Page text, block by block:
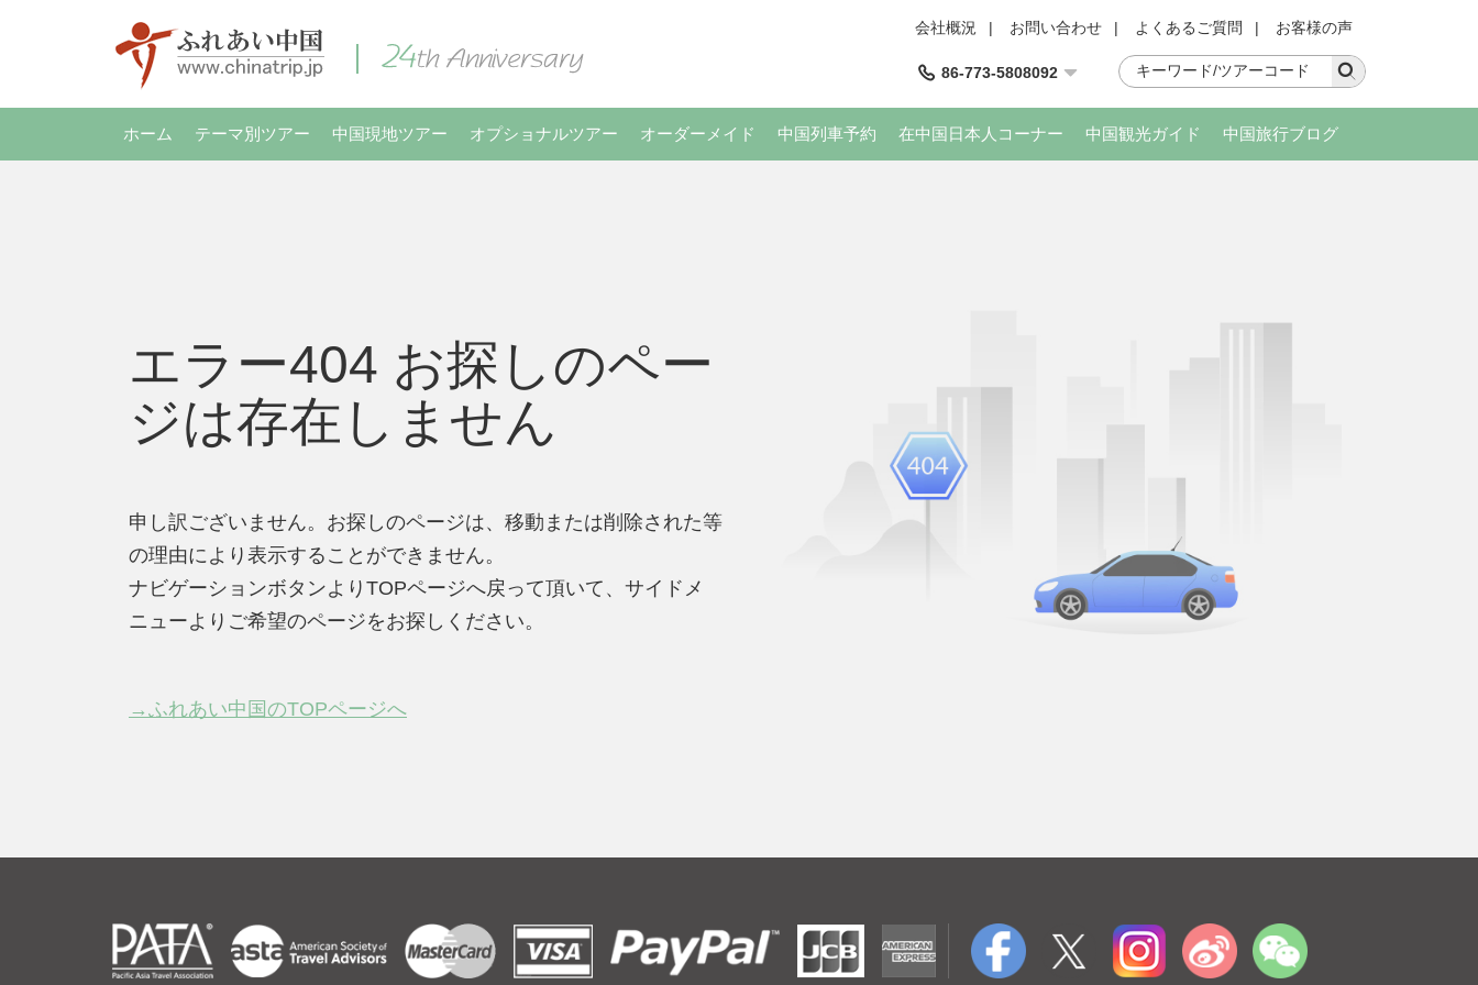
会社概況 | お問い合わせ | よくあるご質問 | お客様の声
86-773-5808092
ホーム テーマ別ツアー 中国現地ツアー オプショナルツアー オーダーメイド 中国列車予約 在中国日本人コーナー 中国観光ガイド 中国旅行ブログ
エラー404 お探しのペー
ジは存在しません
申し訳ございません。お探しのページは、移動または削除された等
の理由により表示することができません。
ナビゲーションボタンよりTOPページへ戻って頂いて、サイドメ
ニューよりご希望のページをお探しください。
→ふれあい中国のTOPページへ